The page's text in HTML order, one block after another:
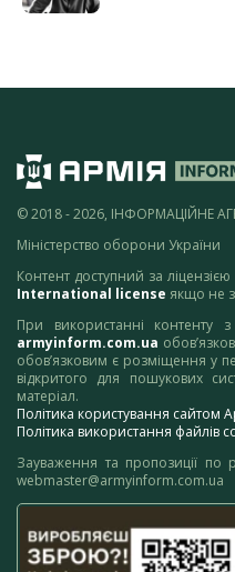
© 2018 - 2026, ІНФОРМАЦІЙНЕ
Міністерство оборони України
Контент доступний за ліцензією
International license якщо не
При використанні контенту
armyinform.com.ua
обов’язковим є розміщення у
відкритого для пошукових
матеріал.
Політика користування сайтом
Політика використання файлів
Зауваження та пропозиції по
webmaster@armyinform.com.ua